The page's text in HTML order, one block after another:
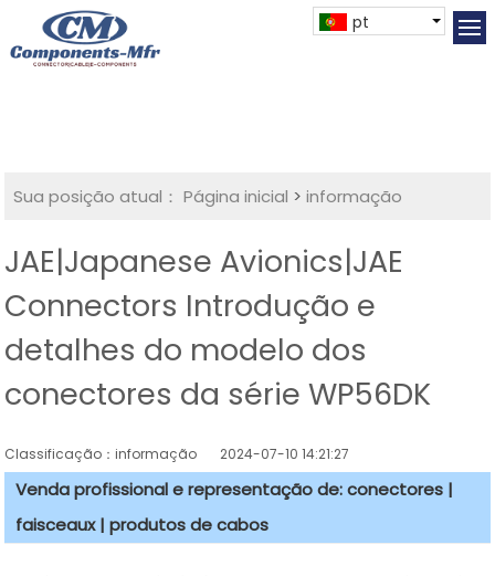
pt
Sua posição atual： Página inicial >informação
JAE|Japanese Avionics|JAE
Connectors Introdução e
detalhes do modelo dos
conectores da série WP56DK
Classificação：informação 2024-07-10 14:21:27
Venda profissional e representação de: conectores |
faisceaux | produtos de cabos